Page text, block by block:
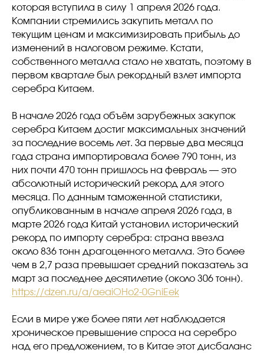
которая вступила в силу 1 апреля 2026 года.
Компании стремились закупить металл по
текущим ценам и максимизировать прибыль до
изменений в налоговом режиме. Кстати,
собственного металла стало не хватать, поэтому в
первом квартале был рекордный взлет импорта
серебра Китаем.
В начале 2026 года объём зарубежных закупок
серебра Китаем достиг максимальных значений
за последние восемь лет. За первые два месяца
года страна импортировала более 790 тонн, из
них почти 470 тонн пришлось на февраль — это
абсолютный исторический рекорд для этого
месяца. По данным таможенной статистики,
опубликованным в начале апреля 2026 года, в
марте 2026 года Китай установил исторический
рекорд по импорту серебра: страна ввезла
около 836 тонн драгоценного металла. Это более
чем в 2,7 раза превышает средний показатель за
март за последнее десятилетие (около 306 тонн).
https://dzen.ru/a/aeaiOHo2-0GniEek
Если в мире уже более пяти лет наблюдается
хроническое превышение спроса на серебро
над его предложением, то в Китае этот дисбаланс